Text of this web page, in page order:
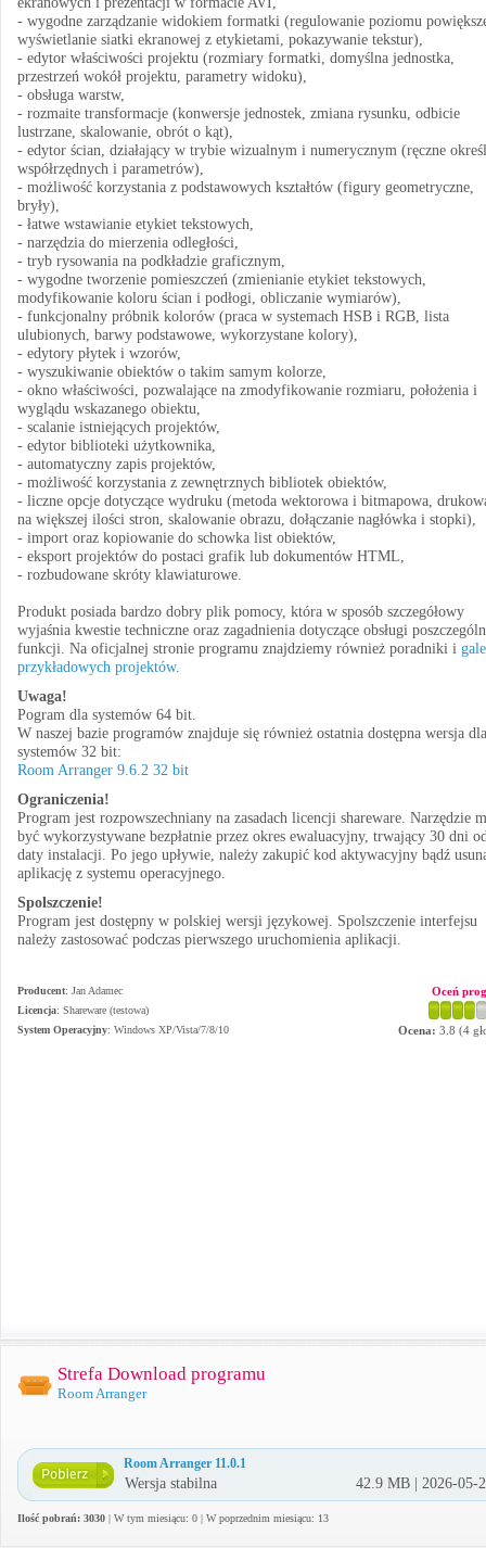
- wygodne zarządzanie widokiem formatki (regulowanie poziomu
wyświetlanie siatki ekranowej z etykietami, pokazywanie tekstur),
- edytor właściwości projektu (rozmiary formatki, domyślna jednostka,
przestrzeń wokół projektu, parametry widoku),
- obsługa warstw,
- rozmaite transformacje (konwersje jednostek, zmiana rysunku, odbicie
lustrzane, skalowanie, obrót o kąt),
- edytor ścian, działający w trybie wizualnym i numerycznym (ręczne
współrzędnych i parametrów),
- możliwość korzystania z podstawowych kształtów (figury geometryczne,
bryły),
- łatwe wstawianie etykiet tekstowych,
- narzędzia do mierzenia odległości,
- tryb rysowania na podkładzie graficznym,
- wygodne tworzenie pomieszczeń (zmienianie etykiet tekstowych,
modyfikowanie koloru ścian i podłogi, obliczanie wymiarów),
- funkcjonalny próbnik kolorów (praca w systemach HSB i RGB, lista
ulubionych, barwy podstawowe, wykorzystane kolory),
- edytory płytek i wzorów,
- wyszukiwanie obiektów o takim samym kolorze,
- okno właściwości, pozwalające na zmodyfikowanie rozmiaru, położenia i
wyglądu wskazanego obiektu,
- scalanie istniejących projektów,
- edytor biblioteki użytkownika,
- automatyczny zapis projektów,
- możliwość korzystania z zewnętrznych bibliotek obiektów,
- liczne opcje dotyczące wydruku (metoda wektorowa i bitmapowa,
na większej ilości stron, skalowanie obrazu, dołączanie nagłówka i stopki),
- import oraz kopiowanie do schowka list obiektów,
- eksport projektów do postaci grafik lub dokumentów HTML,
- rozbudowane skróty klawiaturowe.
Produkt posiada bardzo dobry plik pomocy, która w sposób szczegółowy
wyjaśnia kwestie techniczne oraz zagadnienia dotyczące obsługi
funkcji. Na oficjalnej stronie programu znajdziemy również poradniki i
przykładowych projektów.
Uwaga!
Pogram dla systemów 64 bit.
W naszej bazie programów znajduje się również ostatnia dostępna wersja dla
systemów 32 bit:
Room Arranger 9.6.2 32 bit
Ograniczenia!
Program jest rozpowszechniany na zasadach licencji shareware. Narzędzie
być wykorzystywane bezpłatnie przez okres ewaluacyjny, trwający 30 dni
daty instalacji. Po jego upływie, należy zakupić kod aktywacyjny bądź
aplikację z systemu operacyjnego.
Spolszczenie!
Program jest dostępny w polskiej wersji językowej. Spolszczenie interfejsu
należy zastosować podczas pierwszego uruchomienia aplikacji.
Producent: Jan Adamec
Licencja: Shareware (testowa)
System Operacyjny: Windows XP/Vista/7/8/10
Oceń
Ocena: 3.8 (4
Strefa Download programu
Room Arranger
Room Arranger 11.0.1
Wersja stabilna 42.9 MB | 2026-05-
Ilość pobrań: 3030 | W tym miesiącu: 0 | W poprzednim miesiącu: 13